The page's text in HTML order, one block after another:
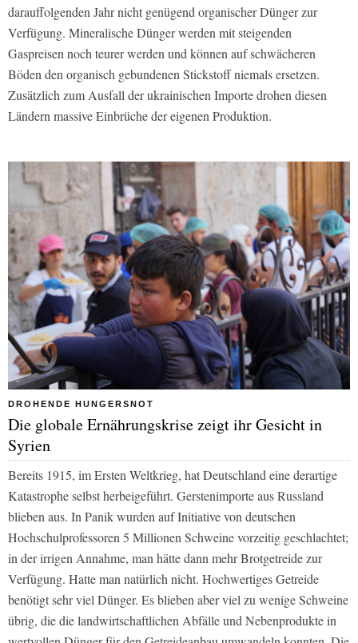
darauffolgenden Jahr nicht genügend organischer Dünger zur
Verfügung. Mineralische Dünger werden mit steigenden
Gaspreisen noch teurer werden und können auf schwächeren
Böden den organisch gebundenen Stickstoff niemals ersetzen.
Zusätzlich zum Ausfall der ukrainischen Importe drohen diesen
Ländern massive Einbrüche der eigenen Produktion.
DROHENDE HUNGERSNOT
Die globale Ernährungskrise zeigt ihr Gesicht in
Syrien
Bereits 1915, im Ersten Weltkrieg, hat Deutschland eine derartige
Katastrophe selbst herbeigeführt. Gerstenimporte aus Russland
blieben aus. In Panik wurden auf Initiative von deutschen
Hochschulprofessoren 5 Millionen Schweine vorzeitig geschlachtet;
in der irrigen Annahme, man hätte dann mehr Brotgetreide zur
Verfügung. Hatte man natürlich nicht. Hochwertiges Getreide
benötigt sehr viel Dünger. Es blieben aber viel zu wenige Schweine
übrig, die die landwirtschaftlichen Abfälle und Nebenprodukte in